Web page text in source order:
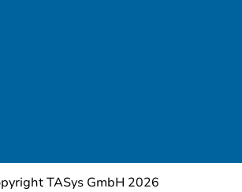
TASys GmbH 2026